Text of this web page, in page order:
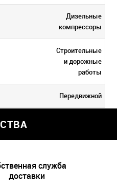
Дизельные
компрессоры
Строительные
и дорожные
работы
Передвижной
служба
доставки